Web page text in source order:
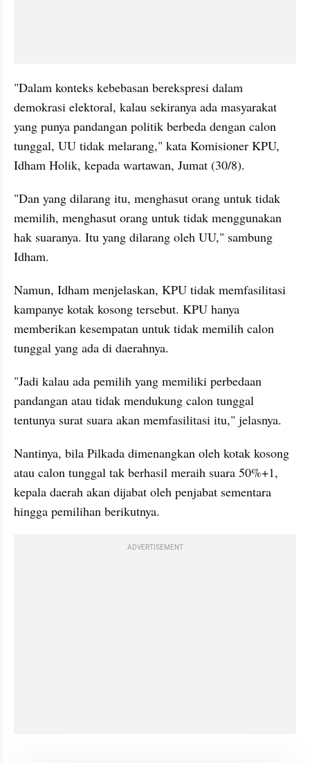
"Dalam konteks kebebasan berekspresi dalam
demokrasi elektoral, kalau sekiranya ada masyarakat
yang punya pandangan politik berbeda dengan calon
tunggal, UU tidak melarang," kata Komisioner KPU,
Idham Holik, kepada wartawan, Jumat (30/8).
"Dan yang dilarang itu, menghasut orang untuk tidak
memilih, menghasut orang untuk tidak menggunakan
hak suaranya. Itu yang dilarang oleh UU," sambung
Idham.
Namun, Idham menjelaskan, KPU tidak memfasilitasi
kampanye kotak kosong tersebut. KPU hanya
memberikan kesempatan untuk tidak memilih calon
tunggal yang ada di daerahnya.
"Jadi kalau ada pemilih yang memiliki perbedaan
pandangan atau tidak mendukung calon tunggal
tentunya surat suara akan memfasilitasi itu," jelasnya.
Nantinya, bila Pilkada dimenangkan oleh kotak kosong
atau calon tunggal tak berhasil meraih suara 50%+1,
kepala daerah akan dijabat oleh penjabat sementara
hingga pemilihan berikutnya.
ADVERTISEMENT